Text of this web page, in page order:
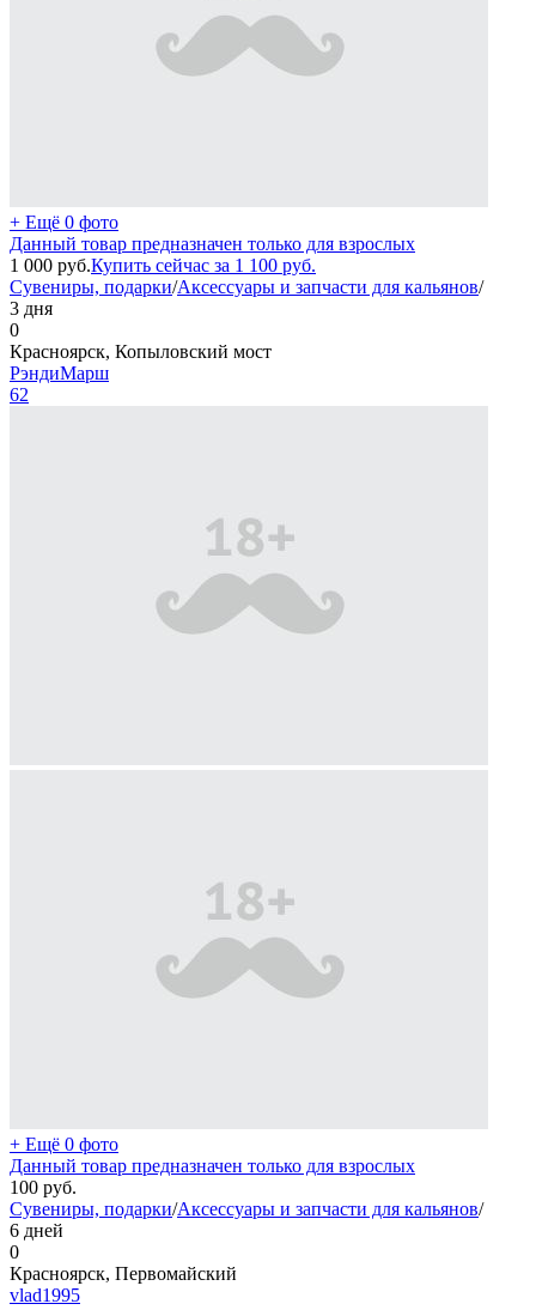
+ Ещё 0 фото
Данный товар предназначен только для взрослых
1 000 руб.Купить сейчас за 1 100 руб.
Сувениры, подарки/Аксессуары и запчасти для кальянов/
3 дня
0
Красноярск, Копыловский мост
РэндиМарш
62
+ Ещё 0 фото
Данный товар предназначен только для взрослых
100 руб.
Сувениры, подарки/Аксессуары и запчасти для кальянов/
6 дней
0
Красноярск, Первомайский
vlad1995